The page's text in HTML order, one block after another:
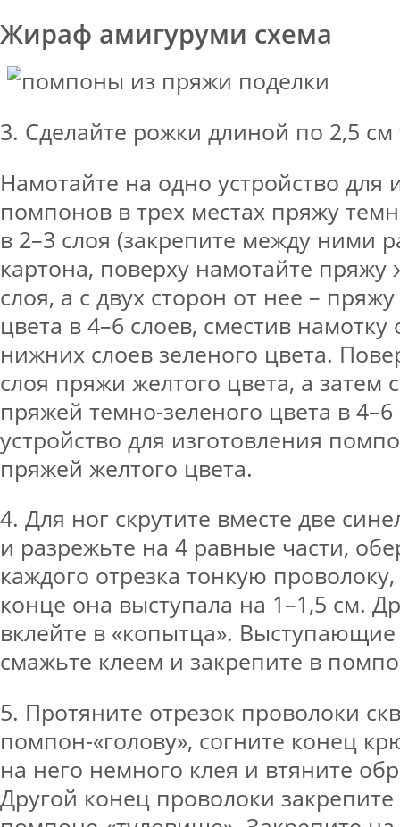
Жираф амигуруми схема
3. Сделайте рожки длиной по 2,5 см
Намотайте на одно устройство для
помпонов в трех местах пряжу
в 2–3 слоя (закрепите между ними
картона, поверху намотайте пряжу
слоя, а с двух сторон от нее –
цвета в 4–6 слоев, сместив намотку
нижних слоев зеленого цвета.
слоя пряжи желтого цвета, а затем
пряжей темно-зеленого цвета в
устройство для изготовления
пряжей желтого цвета.
4. Для ног скрутите вместе две
и разрежьте на 4 равные части,
каждого отрезка тонкую
конце она выступала на 1–1,5 см.
вклейте в «копытца».
смажьте клеем и закрепите в
5. Протяните отрезок проволоки
помпон-«голову», согните конец
на него немного клея и втяните
Другой конец проволоки закрепите